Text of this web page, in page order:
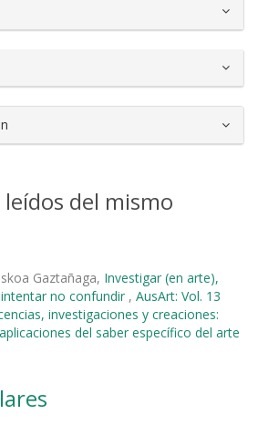
del mismo
Gaztañaga, Investigar (en arte),
no confundir , AusArt: Vol. 13
investigaciones y creaciones:
del saber específico del arte